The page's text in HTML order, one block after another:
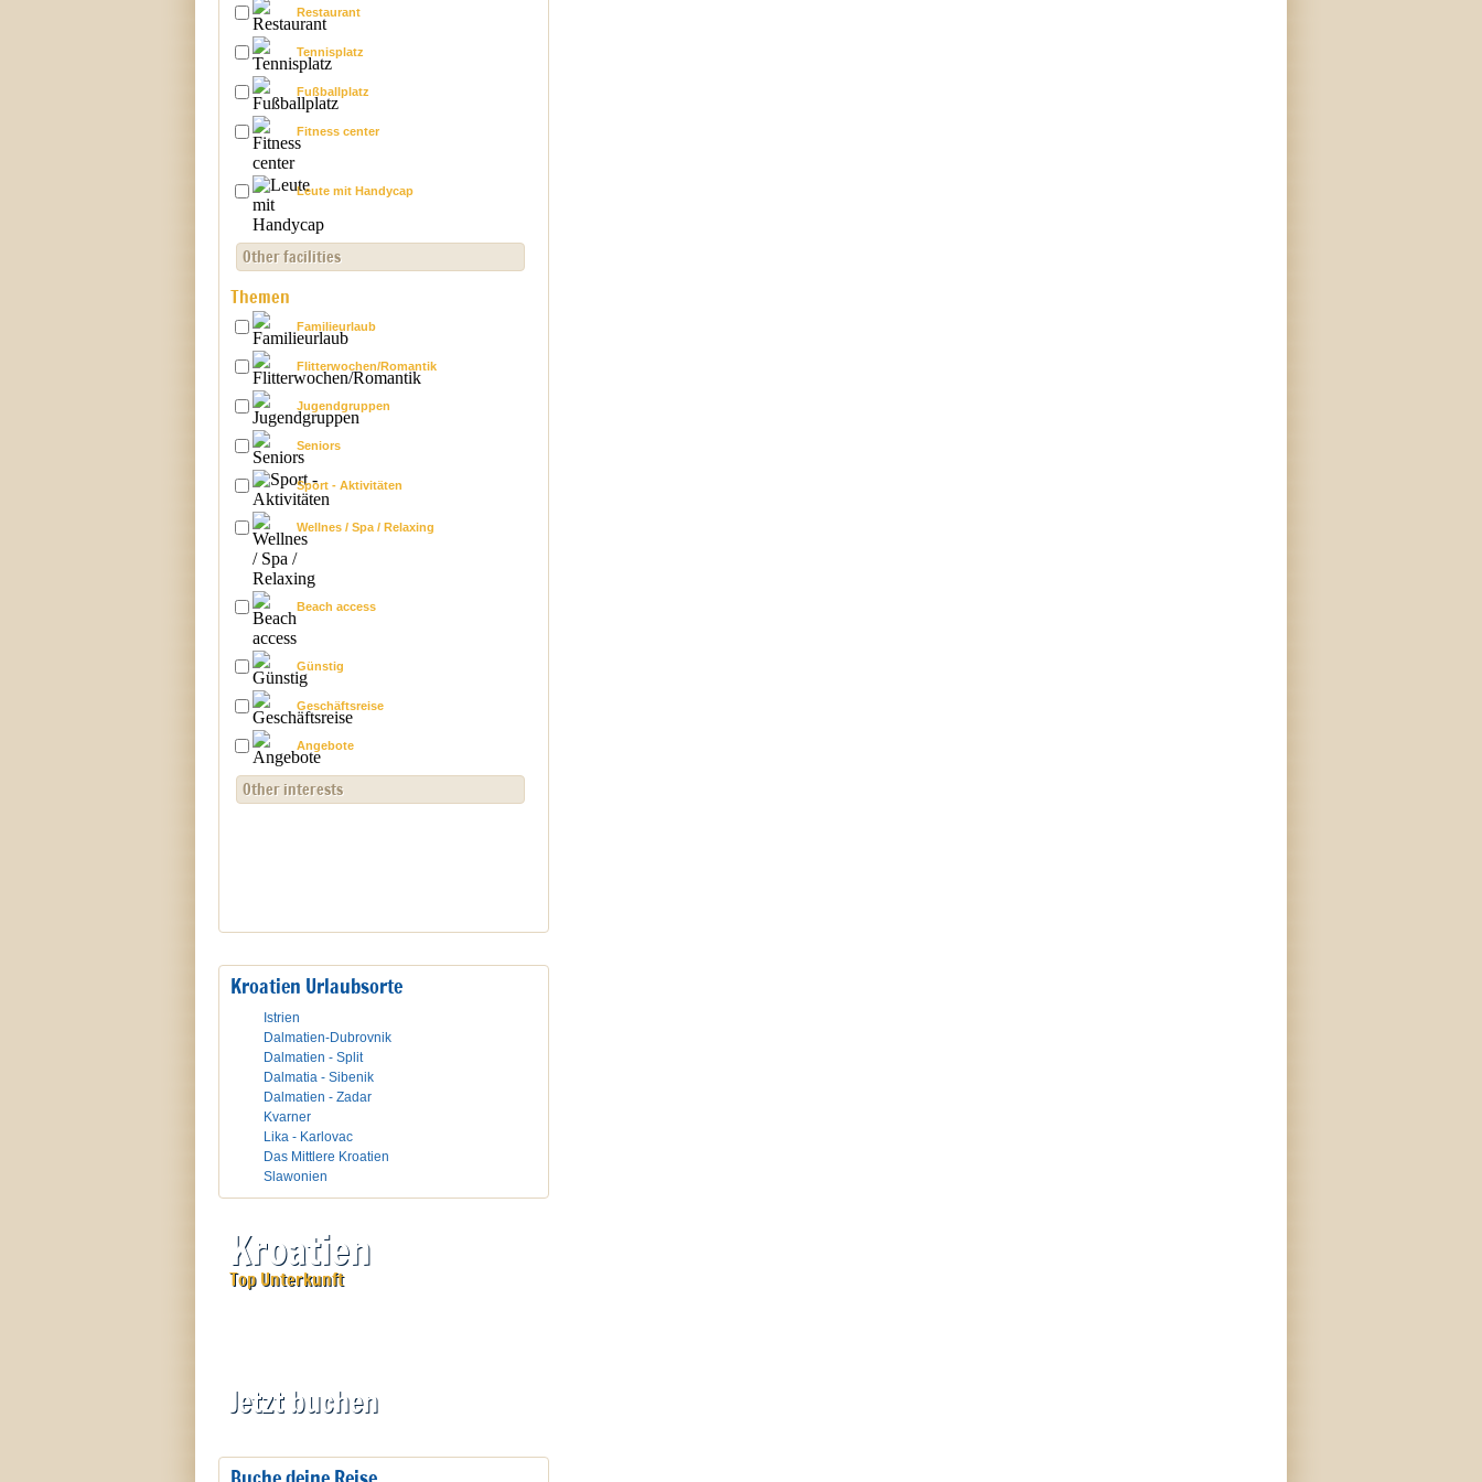
Restaurant
Tennisplatz
Fußballplatz
Fitness center
Leute mit Handycap
Other facilities
Themen
Familieurlaub
Flitterwochen/Romantik
Jugendgruppen
Seniors
Sport - Aktivitäten
Wellnes / Spa / Relaxing
Beach access
Günstig
Geschäftsreise
Angebote
Other interests
Kroatien Urlaubsorte
Istrien
Dalmatien-Dubrovnik
Dalmatien - Split
Dalmatia - Sibenik
Dalmatien - Zadar
Kvarner
Lika - Karlovac
Das Mittlere Kroatien
Slawonien
Kroatien
Top Unterkunft
Jetzt buchen